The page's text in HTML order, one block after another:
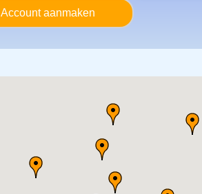
Account aanmaken